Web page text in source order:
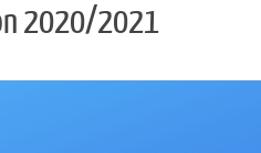
2020/2021